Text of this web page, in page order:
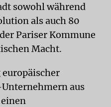
sowohl während
als auch 80
Pariser Kommune
Macht.
aus